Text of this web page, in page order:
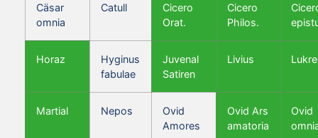
Cäsar
omnia
Catull
Cicero
Orat.
Cicero
Philos.
Horaz
Hyginus
fabulae
Juvenal
Satiren
Livius
Martial Nepos
Ovid
Amores
Ovid Ars
amatoria
Ovid